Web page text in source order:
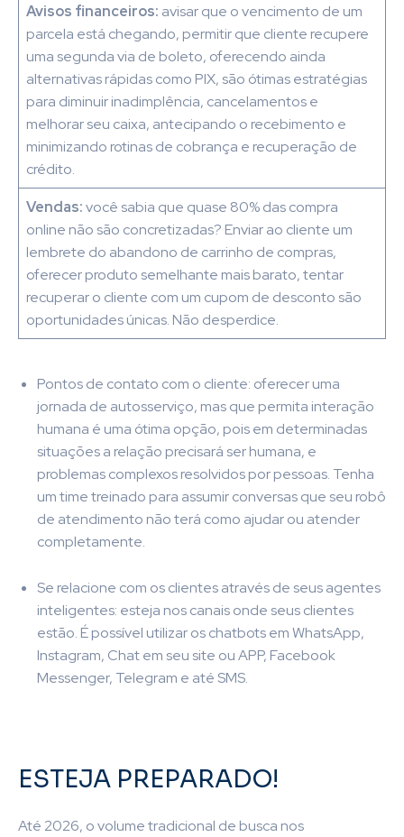
Avisos financeiros: avisar que o vencimento de um
parcela está chegando, permitir que cliente recupere
uma segunda via de boleto, oferecendo ainda
alternativas rápidas como PIX, são ótimas estratégias
para diminuir inadimplência, cancelamentos e
melhorar seu caixa, antecipando o recebimento e
minimizando rotinas de cobrança e recuperação de
crédito.
Vendas:você sabia que quase 80% das compra
online não são concretizadas? Enviar ao cliente um
lembrete do abandono de carrinho de compras,
oferecer produto semelhante mais barato, tentar
recuperar o cliente com um cupom de desconto são
oportunidades únicas. Não desperdice.
Pontos de contato com o cliente: oferecer uma
jornada de autosserviço, mas que permita interação
humana é uma ótima opção, pois em determinadas
situações a relação precisará ser humana, e
problemas complexos resolvidos por pessoas. Tenha
um time treinado para assumir conversas que seu robô
de atendimento não terá como ajudar ou atender
completamente.
Se relacione com os clientes através de seus agentes
inteligentes: esteja nos canais onde seus clientes
estão. É possível utilizar os chatbots em WhatsApp,
Instagram, Chat em seu site ou APP, Facebook
Messenger, Telegram e até SMS.
ESTEJA PREPARADO!
Até 2026, o volume tradicional de busca nos